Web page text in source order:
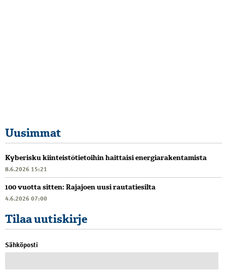
Uusimmat
Kyberisku kiinteistötietoihin haittaisi energiarakentamista
8.6.2026 15:21
100 vuotta sitten: Rajajoen uusi rautatiesilta
4.6.2026 07:00
Tilaa uutiskirje
Sähköposti